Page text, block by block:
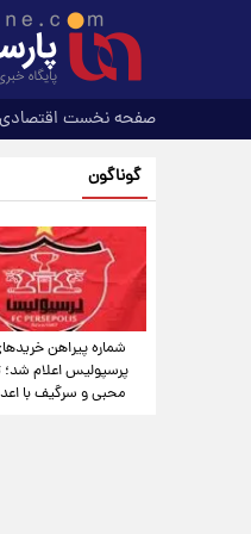
صفحه نخست اقتصادی
گوناگون
شماره پیراهن
پرسپولیس اعلام شد؛
محبی و سرگیف با